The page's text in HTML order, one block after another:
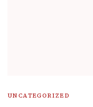
UNCATEGORIZED